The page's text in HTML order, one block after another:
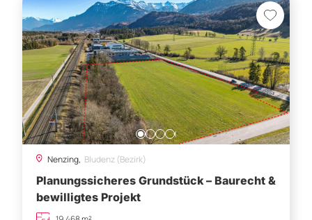
Nenzing, Bludenz (Bezirk)
Planungssicheres Grundstück – Baurecht &
bewilligtes Projekt